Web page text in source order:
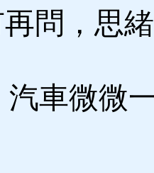
問，思
車微微